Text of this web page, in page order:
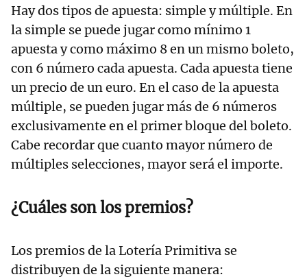
Hay dos tipos de apuesta: simple y múltiple. En
la simple se puede jugar como mínimo 1
apuesta y como máximo 8 en un mismo boleto,
con 6 número cada apuesta. Cada apuesta tiene
un precio de un euro. En el caso de la apuesta
múltiple, se pueden jugar más de 6 números
exclusivamente en el primer bloque del boleto.
Cabe recordar que cuanto mayor número de
múltiples selecciones, mayor será el importe.
¿Cuáles son los premios?
Los premios de la Lotería Primitiva se
distribuyen de la siguiente manera: